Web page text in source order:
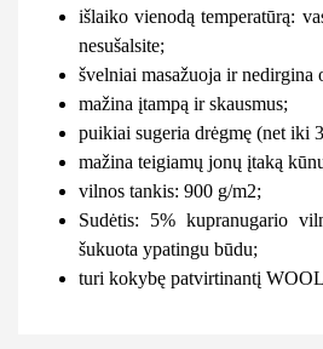
išlaiko vienodą temperatūrą:
nesušalsite;
švelniai masažuoja ir nedirgina
mažina įtampą ir skausmus;
puikiai sugeria drėgmę (net iki
mažina teigiamų jonų įtaką
vilnos tankis: 900 g/m2;
Sudėtis: 5% kupranugario
šukuota ypatingu būdu;
turi kokybę patvirtinantį